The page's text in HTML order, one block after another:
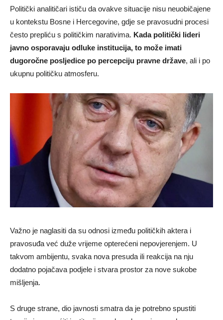
Politički analitičari ističu da ovakve situacije nisu neuobičajene
u kontekstu Bosne i Hercegovine, gdje se pravosudni procesi
često prepliću s političkim narativima. Kada politički lideri
javno osporavaju odluke institucija, to može imati
dugoročne posljedice po percepciju pravne države, ali i po
ukupnu političku atmosferu.
Važno je naglasiti da su odnosi između političkih aktera i
pravosuđa već duže vrijeme opterećeni nepovjerenjem. U
takvom ambijentu, svaka nova presuda ili reakcija na nju
dodatno pojačava podjele i stvara prostor za nove sukobe
mišljenja.
S druge strane, dio javnosti smatra da je potrebno spustiti